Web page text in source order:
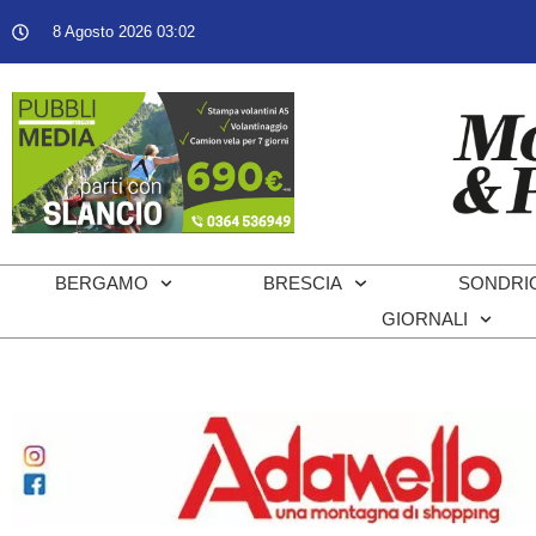
8 Agosto 2026 03:02
BERGAMO BRESCIA
GIORNALI